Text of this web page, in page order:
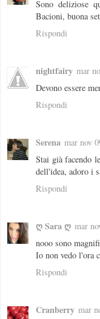
Sono deliziose
Bacioni, buona
Rispondi
nightfairy mar
Devono essere
Rispondi
Serena mar nov
Stai già facendo
dell'idea, adoro i
Rispondi
ღ Sara ღ mar
nooo sono
Io non vedo l'ora
Rispondi
Cranberry mar